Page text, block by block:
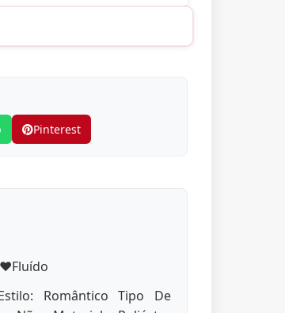
Pinterest
❤️Fluído
Romântico Tipo De